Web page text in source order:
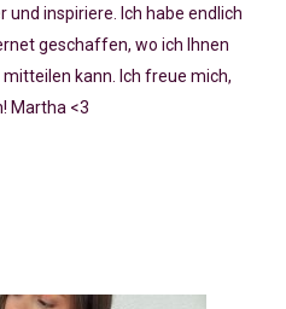
und inspiriere. Ich habe endlich
geschaffen, wo ich Ihnen
kann. Ich freue mich,
Martha <3